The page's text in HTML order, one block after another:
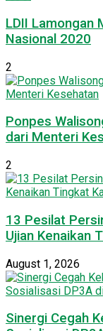
LDII Lamongan
Nasional 2020
2
Ponpes
dari Menteri
2
13 Pesilat
Ujian Kenaikan
August 1, 2026
Sinergi Cegah